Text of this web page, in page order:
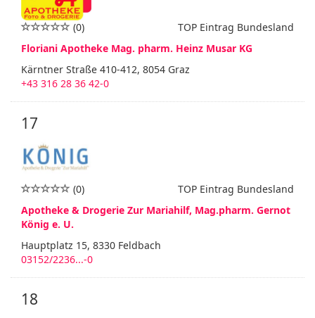
TOP Eintrag Bundesland
(0)
Floriani Apotheke Mag. pharm. Heinz Musar KG
Kärntner Straße 410-412, 8054 Graz
+43 316 28 36 42-0
17
TOP Eintrag Bundesland
(0)
Apotheke & Drogerie Zur Mariahilf, Mag.pharm. Gernot
König e. U.
Hauptplatz 15, 8330 Feldbach
03152/2236...-0
18